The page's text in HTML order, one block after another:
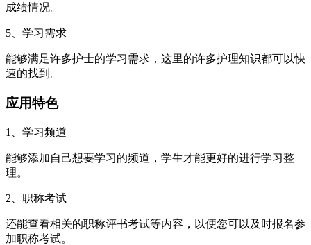
成绩情况。
5、学习需求
能够满足许多护士的学习需求，这里的许多护理知识都可以快
速的找到。
应用特色
1、学习频道
能够添加自己想要学习的频道，学生才能更好的进行学习整
理。
2、职称考试
还能查看相关的职称评书考试等内容，以便您可以及时报名参
加职称考试。